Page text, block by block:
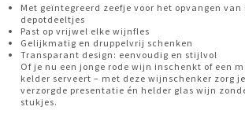
Met geïntegreerd zeefje voor het opvangen van
depotdeeltjes
Past op vrijwel elke wijnfles
Gelijkmatig en druppelvrij schenken
Transparant design: eenvoudig en stijlvol
Of je nu een jonge rode wijn inschenkt of een
kelder serveert – met deze wijnschenker zorg
verzorgde presentatie én helder glas wijn
stukjes.